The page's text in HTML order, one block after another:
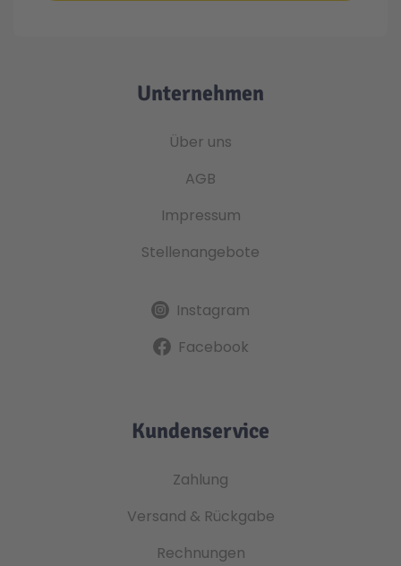
Unternehmen
Über uns
AGB
Impressum
Stellenangebote
Instagram
Facebook
Kundenservice
Zahlung
Versand & Rückgabe
Rechnungen